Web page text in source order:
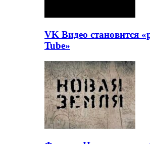
VK Видео становится
Tube»